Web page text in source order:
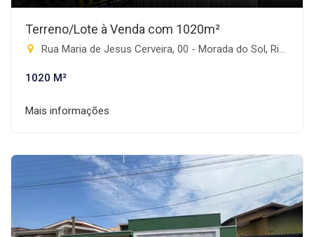
Terreno/Lote à Venda com 1020m²
Rua Maria de Jesus Cerveira, 00 - Morada do Sol, Rio Brilhante-MS
1020 M²
Mais informações